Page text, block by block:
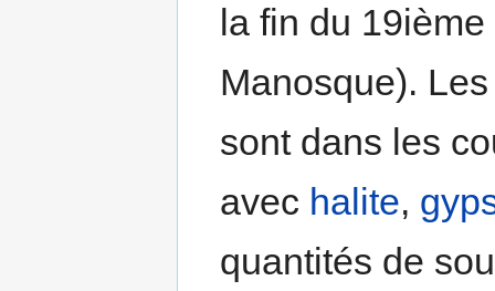
la fin du
Manosque).
sont dans les
avec halite,
quantités de